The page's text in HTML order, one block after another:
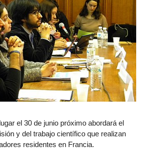
el 30 de junio próximo abordará el
y del trabajo científico que realizan
residentes en Francia.